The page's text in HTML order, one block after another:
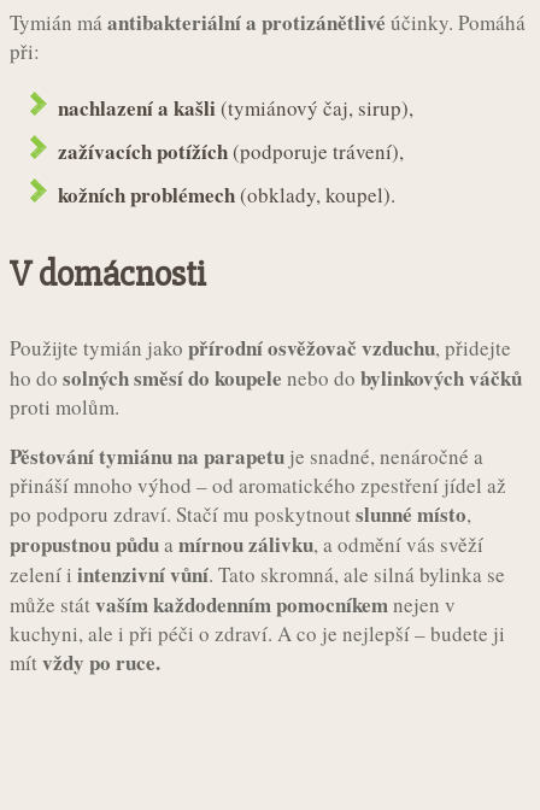
Tymián máantibakteriální a protizánětlivé účinky. Pomáhá
při:
nachlazení a kašli(tymiánový čaj, sirup),
zažívacích potížích(podporuje trávení),
kožních problémech(obklady, koupel).
V domácnosti
Použijte tymián jako přírodní osvěžovač vzduchu, přidejte
ho do solných směsí do koupele nebo do bylinkových váčků
proti molům.
Pěstování tymiánu na parapetu je snadné, nenáročné a
přináší mnoho výhod – od aromatického zpestření jídel až
po podporu zdraví. Stačí mu poskytnoutslunné místo,
propustnou půduamírnou zálivku, a odmění vás svěží
zelení i intenzivní vůní. Tato skromná, ale silná bylinka se
může státvaším každodenním pomocníkemnejen v
kuchyni, ale i při péči o zdraví. A co je nejlepší – budete ji
mítvždy po ruce.